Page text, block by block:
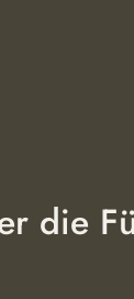
die